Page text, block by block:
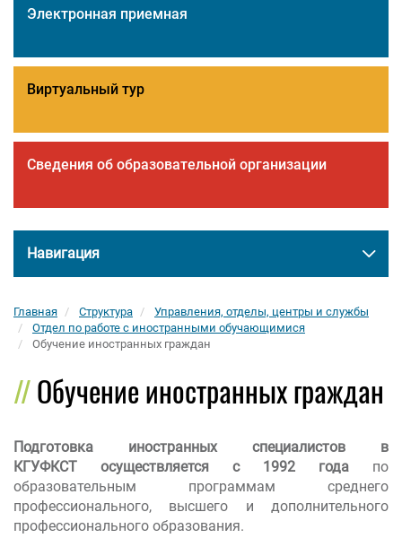
Электронная приемная
Виртуальный тур
Сведения об образовательной организации
Навигация
Главная Структура
Управления, отделы, центры и службы
Отдел по работе с иностранными обучающимися
Обучение иностранных граждан
Обучение иностранных граждан
Подготовка иностранных специалистов в
КГУФКСТ осуществляется с 1992 года по
образовательным программам среднего
профессионального, высшего и дополнительного
профессионального образования.